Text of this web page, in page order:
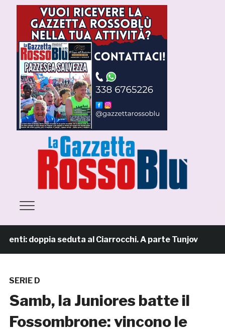
doppia seduta al Ciarrocchi. A parte Tunjov
SERIE D
Samb, la Juniores batte il
Fossombrone: vincono le